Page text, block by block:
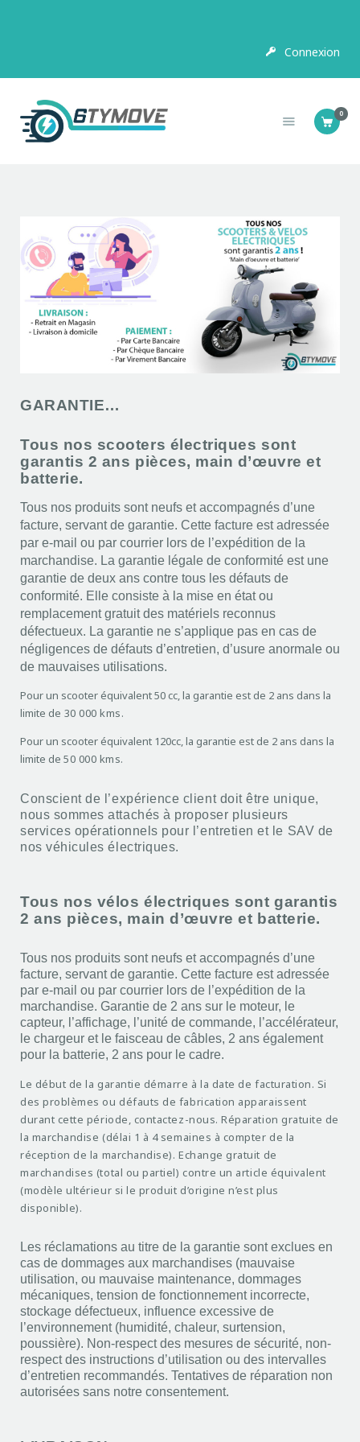
Connexion
0
ELECTRIQUE
GARANTIE…
Tous nos scooters électriques sont
garantis 2 ans pièces, main d’œuvre et
batterie.
Tous nos produits sont neufs et accompagnés d’une
facture, servant de garantie. Cette facture est adressée
par e-mail ou par courrier lors de l’expédition de la
marchandise. La garantie légale de conformité est une
garantie de deux ans contre tous les défauts de
conformité. Elle consiste à la mise en état ou
remplacement gratuit des matériels reconnus
défectueux. La garantie ne s’applique pas en cas de
négligences de défauts d’entretien, d’usure anormale ou
de mauvaises utilisations.
Pour un scooter équivalent 50 cc, la garantie est de 2 ans dans la
limite de 30 000 kms.
Pour un scooter équivalent 120cc, la garantie est de 2 ans dans la
limite de 50 000 kms.
Conscient de l’expérience client doit être unique,
nous sommes attachés à proposer plusieurs
services opérationnels pour l’entretien et le SAV de
nos véhicules électriques.
Tous nos vélos électriques sont garantis
2 ans pièces, main d’œuvre et batterie.
Tous nos produits sont neufs et accompagnés d’une
facture, servant de garantie. Cette facture est adressée
par e-mail ou par courrier lors de l’expédition de la
marchandise. Garantie de 2 ans sur le moteur, le
capteur, l’affichage, l’unité de commande, l’accélérateur,
le chargeur et le faisceau de câbles, 2 ans également
pour la batterie, 2 ans pour le cadre.
Le début de la garantie démarre à la date de facturation. Si
des problèmes ou défauts de fabrication apparaissent
durant cette période, contactez-nous. Réparation gratuite de
la marchandise (délai 1 à 4 semaines à compter de la
réception de la marchandise). Echange gratuit de
marchandises (total ou partiel) contre un article équivalent
(modèle ultérieur si le produit d’origine n’est plus
disponible).
Les réclamations au titre de la garantie sont exclues en
cas de dommages aux marchandises (mauvaise
utilisation, ou mauvaise maintenance, dommages
mécaniques, tension de fonctionnement incorrecte,
stockage défectueux, influence excessive de
l’environnement (humidité, chaleur, surtension,
poussière). Non-respect des mesures de sécurité, non-
respect des instructions d’utilisation ou des intervalles
d’entretien recommandés. Tentatives de réparation non
autorisées sans notre consentement.